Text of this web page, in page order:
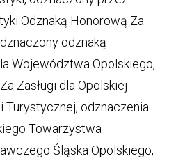
Odznaką Honorową Za
odznaką
Województwa Opolskiego,
Zasługi dla Opolskiej
Turystycznej, odznaczenia
Towarzystwa
Śląska Opolskiego,